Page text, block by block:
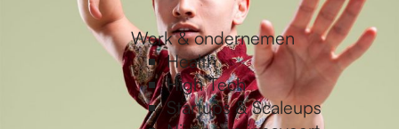
Werk & ondernemen
Health
High Tech
Startups & Scaleups